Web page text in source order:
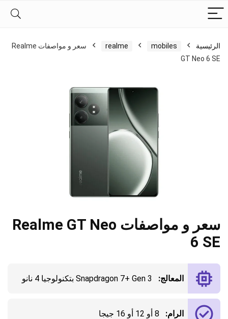
الرئيسية mobiles
realme
سعر و مواصفات Realme
GT Neo 6 SE
سعر و مواصفات Realme GT Neo
6 SE
المعالج: Snapdragon 7+ Gen 3 بتكنولوجيا 4 نانو
الرام: 8 أو 12 أو 16 جيجا